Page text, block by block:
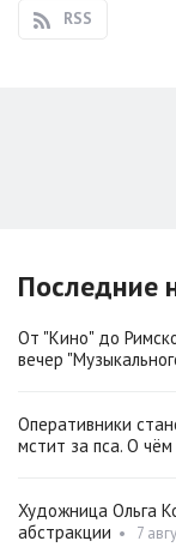
RSS
Последние
От "Кино" до
вечер
Оперативники
мстит за пса. О
Художница Ольга
абстракции • 7